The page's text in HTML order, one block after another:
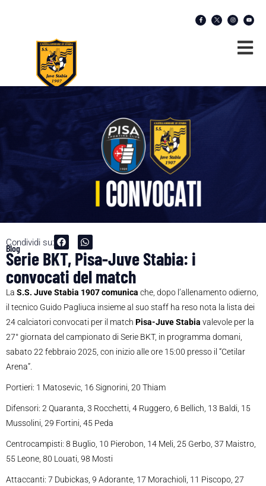
Condividi su:
Blog
Serie BKT, Pisa-Juve Stabia: i
convocati del match
La S.S. Juve Stabia 1907 comunica che, dopo l’allenamento odierno,
il tecnico Guido Pagliuca insieme al suo staff ha reso nota la lista dei
24 calciatori convocati per il match Pisa-Juve Stabia valevole per la
27° giornata del campionato di Serie BKT, in programma domani,
sabato 22 febbraio 2025, con inizio alle ore 15:00 presso il “Cetilar
Arena”.
Portieri: 1 Matosevic, 16 Signorini, 20 Thiam
Difensori: 2 Quaranta, 3 Rocchetti, 4 Ruggero, 6 Bellich, 13 Baldi, 15
Mussolini, 29 Fortini, 45 Peda
Centrocampisti: 8 Buglio, 10 Pierobon, 14 Meli, 25 Gerbo, 37 Maistro,
55 Leone, 80 Louati, 98 Mosti
Attaccanti: 7 Dubickas, 9 Adorante, 17 Morachioli, 11 Piscopo, 27